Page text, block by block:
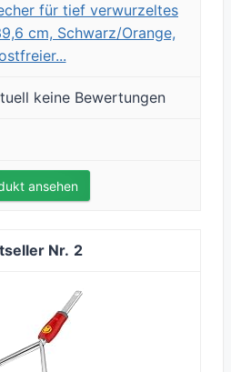
für tief verwurzeltes
cm, Schwarz/Orange,
keine Bewertungen
ansehen
2